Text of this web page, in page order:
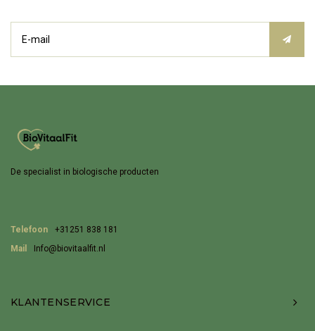
De specialist in biologische producten
Telefoon
+31251 838 181
Mail
Info@biovitaalfit.nl
KLANTENSERVICE